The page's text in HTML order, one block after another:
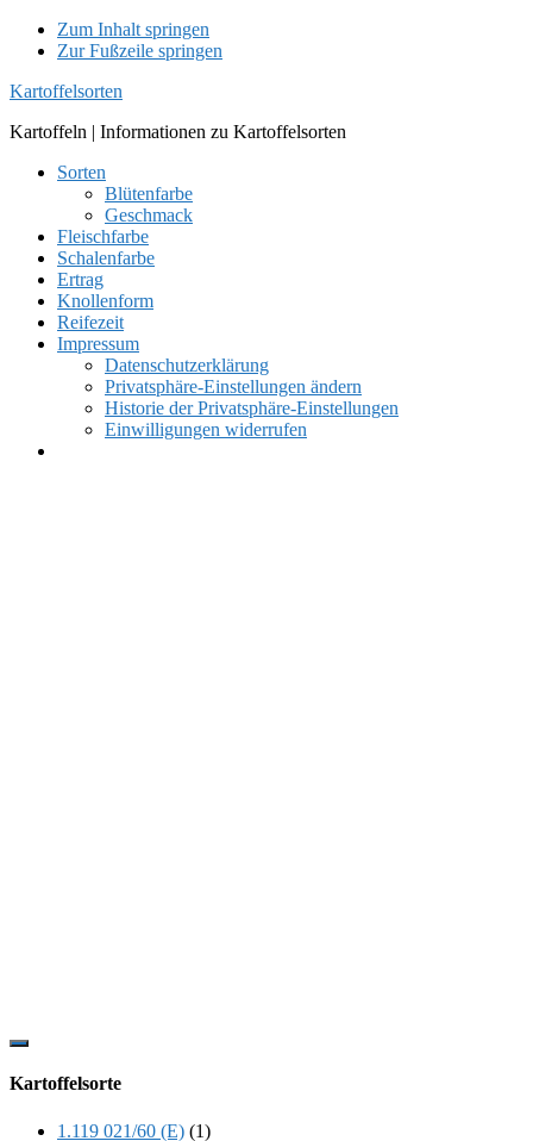
Zum Inhalt springen
Zur Fußzeile springen
Kartoffelsorten
Kartoffeln | Informationen zu Kartoffelsorten
Sorten
Blütenfarbe
Geschmack
Fleischfarbe
Schalenfarbe
Ertrag
Knollenform
Reifezeit
Impressum
Datenschutzerklärung
Privatsphäre-Einstellungen ändern
Historie der Privatsphäre-Einstellungen
Einwilligungen widerrufen
Show
Content
Kartoffelsorte
1.119 021/60 (E) (1)